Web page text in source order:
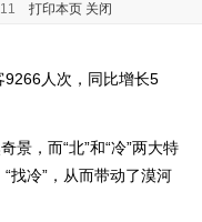
打印本页 关闭
人次，同比增长5
，而“北”和“冷”两大特
找冷”，从而带动了漠河